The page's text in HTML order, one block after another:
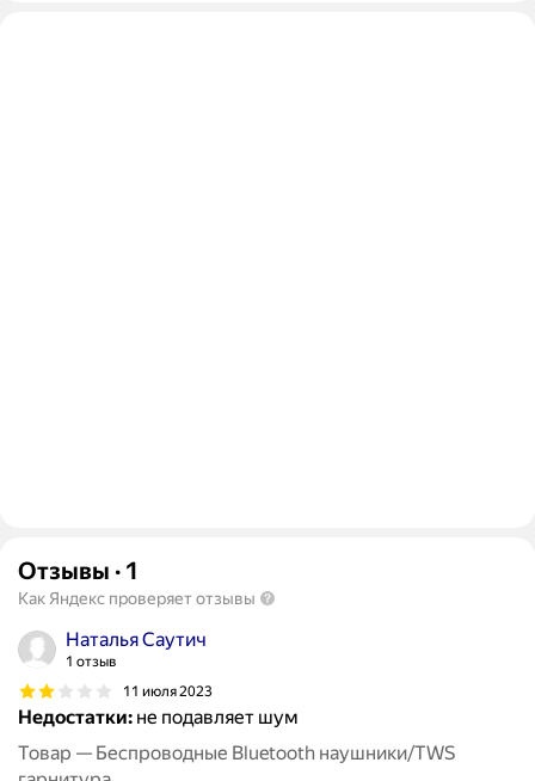
Отзывы · 1
Как Яндекс проверяет отзывы
Наталья Саутич
1 отзыв
11 июля 2023
Недостатки: не подавляет шум
Товар — Беспроводные Bluetooth наушники/TWS